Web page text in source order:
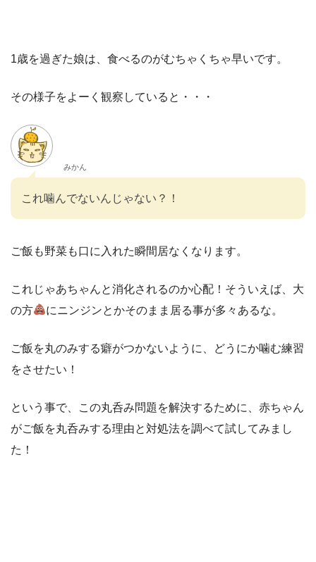
1歳を過ぎた娘は、食べるのがむちゃくちゃ早いです。
その様子をよーく観察していると・・・
みかん
これ噛んでないんじゃない？！
ご飯も野菜も口に入れた瞬間居なくなります。
これじゃあちゃんと消化されるのか心配！そういえば、大
の方
にニンジンとかそのまま居る事が多々あるな。
ご飯を丸のみする癖がつかないように、どうにか噛む練習
をさせたい！
という事で、この丸呑み問題を解決するために、赤ちゃん
がご飯を丸呑みする理由と対処法を調べて試してみまし
た！